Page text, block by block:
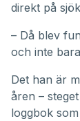
direkt på
– Då blev
och inte
Det han är
åren –
loggbok